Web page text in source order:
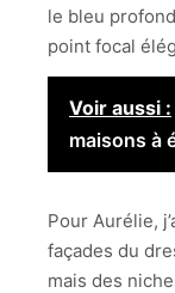
le bleu
point focal
Voir aussi :
maisons à
Pour Aurélie,
façades du
mais des